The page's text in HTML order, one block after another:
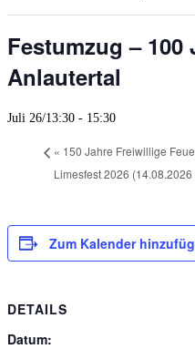
Festumzug –
Anlautertal
Juli 26/13:30 - 15:30
« 150 Jahre Freiwillige
Limesfest 2026
Zum Kalender
DETAILS
Datum: